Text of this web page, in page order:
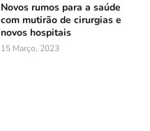
Novos rumos para a saúde
com mutirão de cirurgias e
novos hospitais
15 Março, 2023